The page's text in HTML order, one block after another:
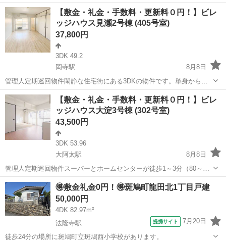
【敷金・礼金・手数料・更新料０円！】ビレ
ッジハウス見瀬2号棟 (405号室)
37,800円
3DK 49.2
岡寺駅
8月8日
管理人定期巡回物件閑静な住宅街にある3DKの物件です。単身からフ
ァミリーまで幅広いお客様の生活を可能にしております。ペット飼育
についてもご相談いただけます。新規入居限定！最大3万円引越サポー
トあり！敷金・礼金・更新料・鍵交換...
奈良 橿原市 岡寺駅 アパート
【敷金・礼金・手数料・更新料０円！】ビレ
ッジハウス大淀3号棟 (302号室)
43,500円
3DK 53.96
大阿太駅
8月8日
管理人定期巡回物件スーパーとホームセンターが徒歩1～3分（80～
180m）で、日常の買い物に便利な立地です。ペット飼育についてもご
相談いただけます。フリーレント1ヶ月＋最大3万円引越サポートあ
り！敷金・礼金・更新料・鍵交換代...
奈良 吉野郡 大阿太駅 アパート
🉐敷金礼金0円！🉐斑鳩町龍田北1丁目戸建
50,000円
4DK 82.97m²
法隆寺駅
提携サイト 7月20日
徒歩24分の場所に斑鳩町立斑鳩西小学校があります。